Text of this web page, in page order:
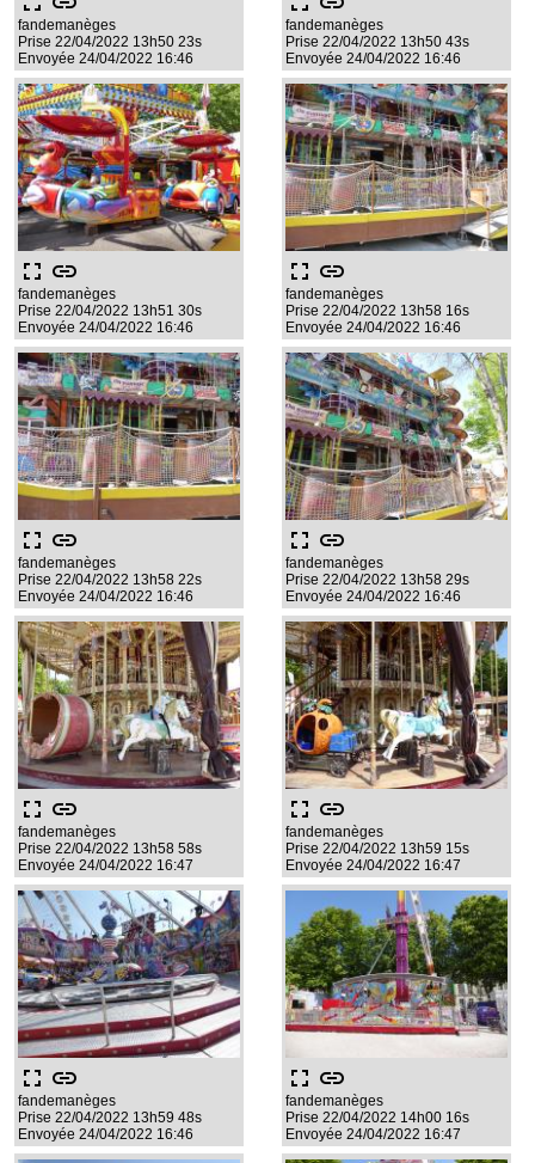
fandemanèges
Prise 22/04/2022 13h50 23s
Envoyée 24/04/2022 16:46
fandemanèges
Prise 22/04/2022 13h50 43s
Envoyée 24/04/2022 16:46
fullscreen link
fandemanèges
Prise 22/04/2022 13h51 30s
Envoyée 24/04/2022 16:46
fullscreen link
fandemanèges
Prise 22/04/2022 13h58 16s
Envoyée 24/04/2022 16:46
fullscreen link
fandemanèges
Prise 22/04/2022 13h58 22s
Envoyée 24/04/2022 16:46
fullscreen link
fandemanèges
Prise 22/04/2022 13h58 29s
Envoyée 24/04/2022 16:46
fullscreen link
fandemanèges
Prise 22/04/2022 13h58 58s
Envoyée 24/04/2022 16:47
fullscreen link
fandemanèges
Prise 22/04/2022 13h59 15s
Envoyée 24/04/2022 16:47
fullscreen link
fandemanèges
Prise 22/04/2022 13h59 48s
Envoyée 24/04/2022 16:46
fullscreen link
fandemanèges
Prise 22/04/2022 14h00 16s
Envoyée 24/04/2022 16:47